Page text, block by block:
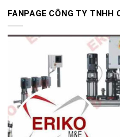
FANPAGE CÔNG TY TNHH